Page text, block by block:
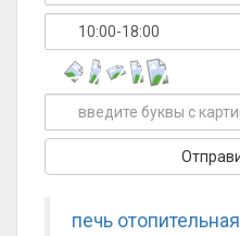
печь отопительная